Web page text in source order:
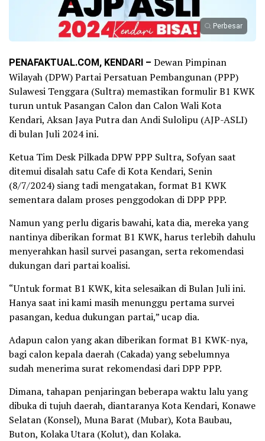
Perbesar
PENAFAKTUAL.COM, KENDARI – Dewan Pimpinan
Wilayah (DPW) Partai Persatuan Pembangunan (PPP)
Sulawesi Tenggara (Sultra) memastikan formulir B1 KWK
turun untuk Pasangan Calon dan Calon Wali Kota
Kendari, Aksan Jaya Putra dan Andi Sulolipu (AJP-ASLI)
di bulan Juli 2024 ini.
Ketua Tim Desk Pilkada DPW PPP Sultra, Sofyan saat
ditemui disalah satu Cafe di Kota Kendari, Senin
(8/7/2024) siang tadi mengatakan, format B1 KWK
sementara dalam proses penggodokan di DPP PPP.
Namun yang perlu digaris bawahi, kata dia, mereka yang
nantinya diberikan format B1 KWK, harus terlebih dahulu
menyerahkan hasil survei pasangan, serta rekomendasi
dukungan dari partai koalisi.
“Untuk format B1 KWK, kita selesaikan di Bulan Juli ini.
Hanya saat ini kami masih menunggu pertama survei
pasangan, kedua dukungan partai,” ucap dia.
Adapun calon yang akan diberikan format B1 KWK-nya,
bagi calon kepala daerah (Cakada) yang sebelumnya
sudah menerima surat rekomendasi dari DPP PPP.
Dimana, tahapan penjaringan beberapa waktu lalu yang
dibuka di tujuh daerah, diantaranya Kota Kendari, Konawe
Selatan (Konsel), Muna Barat (Mubar), Kota Baubau,
Buton, Kolaka Utara (Kolut), dan Kolaka.